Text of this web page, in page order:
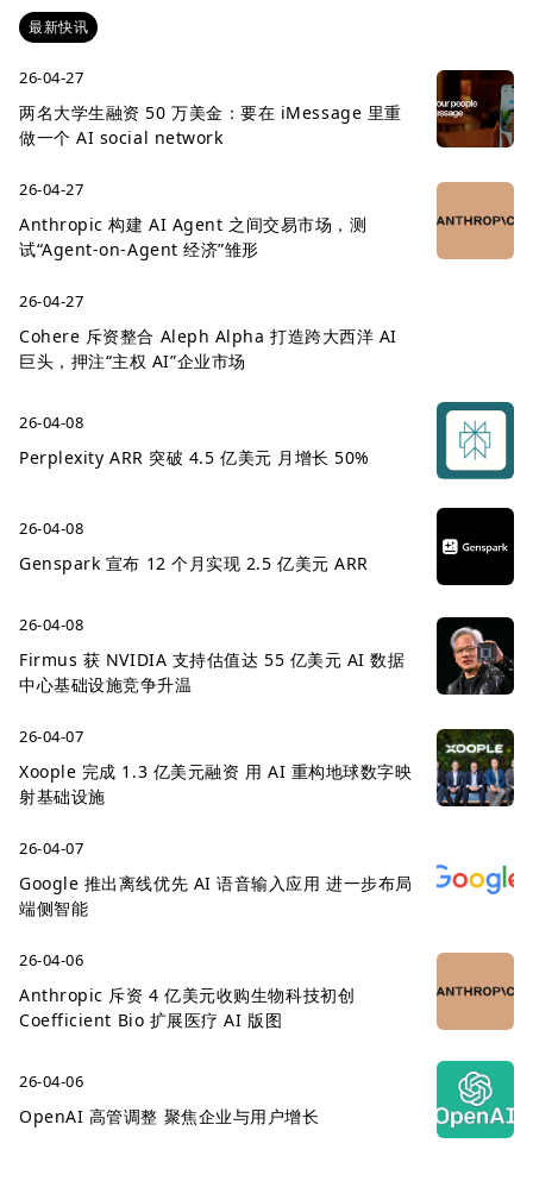
最新快讯
26-04-27
两名大学生融资 50 万美金：要在 iMessage 里重
做一个 AI social network
26-04-27
Anthropic 构建 AI Agent 之间交易市场，测
试“Agent-on-Agent 经济”雏形
26-04-27
Cohere 斥资整合 Aleph Alpha 打造跨大西洋 AI
巨头，押注“主权 AI”企业市场
26-04-08
Perplexity ARR 突破 4.5 亿美元 月增长 50%
26-04-08
Genspark 宣布 12 个月实现 2.5 亿美元 ARR
26-04-08
Firmus 获 NVIDIA 支持估值达 55 亿美元 AI 数据
中心基础设施竞争升温
26-04-07
Xoople 完成 1.3 亿美元融资 用 AI 重构地球数字映
射基础设施
26-04-07
Google 推出离线优先 AI 语音输入应用 进一步布局
端侧智能
26-04-06
Anthropic 斥资 4 亿美元收购生物科技初创
Coefficient Bio 扩展医疗 AI 版图
26-04-06
OpenAI 高管调整 聚焦企业与用户增长